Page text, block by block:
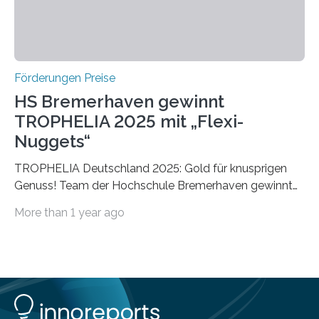
Förderungen Preise
HS Bremerhaven gewinnt
TROPHELIA 2025 mit „Flexi-
Nuggets“
TROPHELIA Deutschland 2025: Gold für knusprigen
Genuss! Team der Hochschule Bremerhaven gewinnt
ECOTROPHELIAMit der Produktidee “Flexi-Nuggets”
Studierende der Lebensmittelwissenschaften und
wurde zum 16. Mal durch den Forschungskreis der
More than 1 year ago